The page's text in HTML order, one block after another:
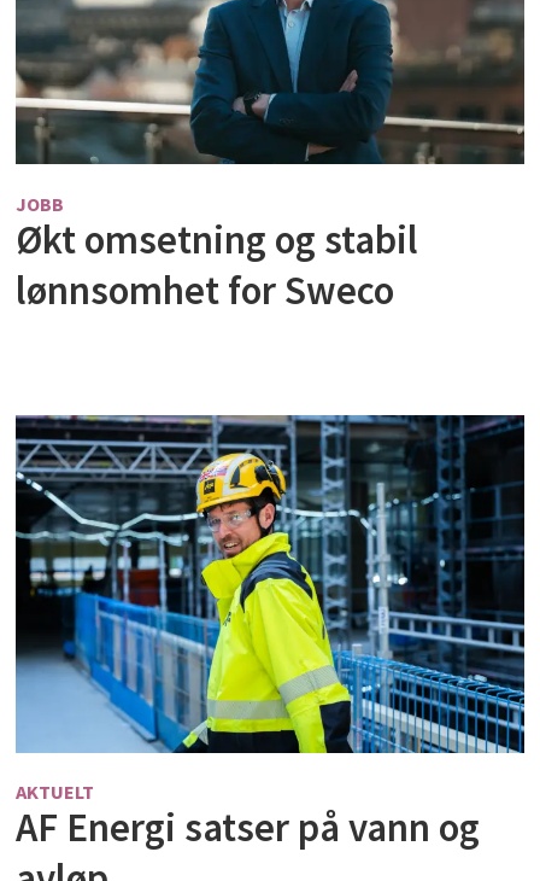
JOBB
Økt omsetning og stabil
lønnsomhet for Sweco
AKTUELT
AF Energi satser på vann og